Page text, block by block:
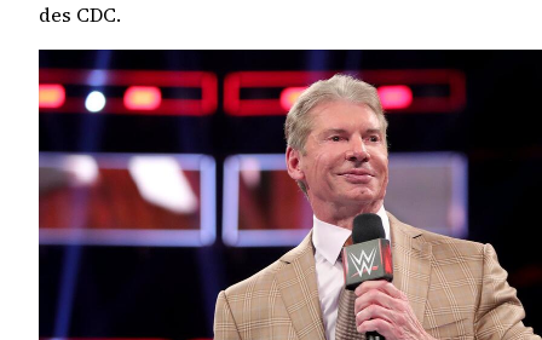
des CDC.